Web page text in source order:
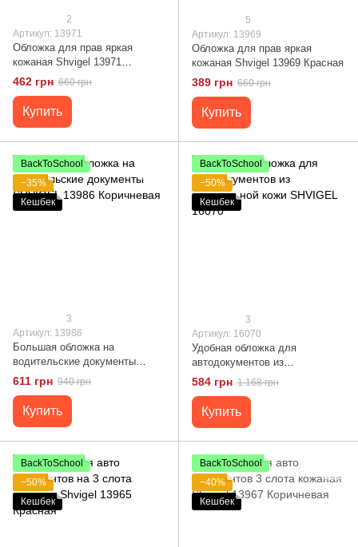
2
Артикул: 13971
Обложка для прав яркая
кожаная Shvigel 13971
Коричневая
462 грн 660 грн
Купить
5
Артикул: 13969
Обложка для прав яркая
кожаная Shvigel 13969 Красная
389 грн 660 грн
Купить
BackToSchool
−35%
Кешбек
3
Артикул: 13986
Большая обложка на
водительские документы
SHVIGEL 13986 Коричневая
611 грн 940 грн
Купить
BackToSchool
−50%
Кешбек
3
Артикул: 16070
Удобная обложка для
автодокументов из
натуральной кожи SHVIGEL
584 грн 1 168 грн
Купить
BackToSchool
−50%
Кешбек
BackToSchool
−40%
Кешбек